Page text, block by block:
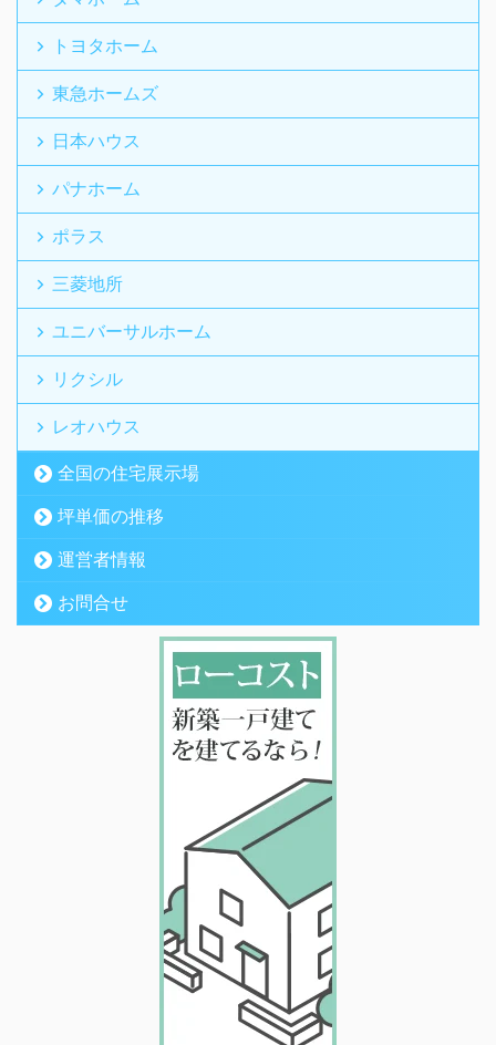
トヨタホーム
東急ホームズ
日本ハウス
パナホーム
ポラス
三菱地所
ユニバーサルホーム
リクシル
レオハウス
全国の住宅展示場
坪単価の推移
運営者情報
お問合せ